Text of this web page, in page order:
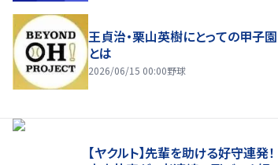
王貞治・栗山英樹にとっての甲子園
とは
2026/06/15 00:00野球
【ヤクルト】先輩を助ける好守連発！